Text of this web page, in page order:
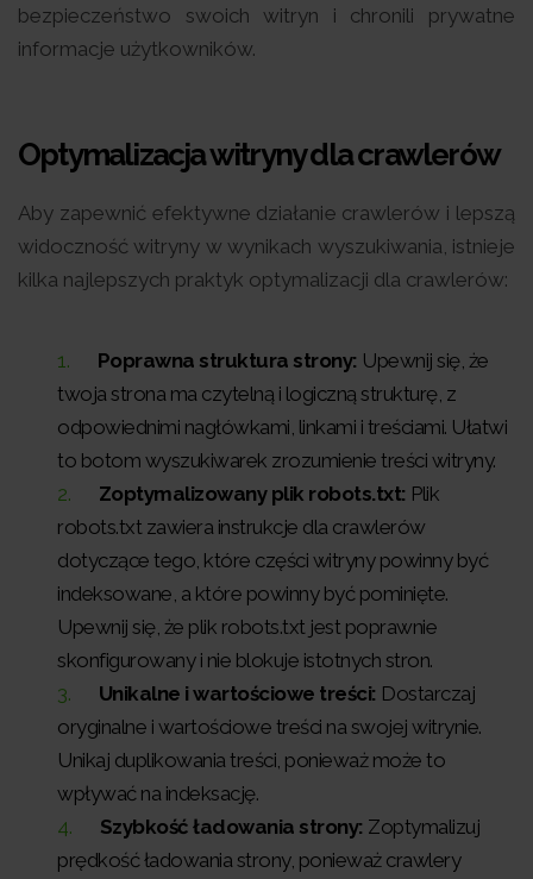
bezpieczeństwo swoich witryn i chronili prywatne
informacje użytkowników.
Optymalizacja witryny dla crawlerów
Aby zapewnić efektywne działanie crawlerów i lepszą
widoczność witryny w wynikach wyszukiwania, istnieje
kilka najlepszych praktyk optymalizacji dla crawlerów:
Poprawna struktura strony: Upewnij się, że
twoja strona ma czytelną i logiczną strukturę, z
odpowiednimi nagłówkami, linkami i treściami. Ułatwi
to botom wyszukiwarek zrozumienie treści witryny.
Zoptymalizowany plik robots.txt: Plik
robots.txt zawiera instrukcje dla crawlerów
dotyczące tego, które części witryny powinny być
indeksowane, a które powinny być pominięte.
Upewnij się, że plik robots.txt jest poprawnie
skonfigurowany i nie blokuje istotnych stron.
Unikalne i wartościowe treści: Dostarczaj
oryginalne i wartościowe treści na swojej witrynie.
Unikaj duplikowania treści, ponieważ może to
wpływać na indeksację.
Szybkość ładowania strony: Zoptymalizuj
prędkość ładowania strony, ponieważ crawlery